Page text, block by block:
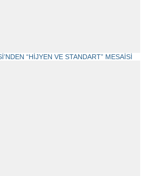
“HİJYEN VE STANDART” MESAİSİ